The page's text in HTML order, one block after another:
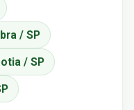
/ SP
/ SP